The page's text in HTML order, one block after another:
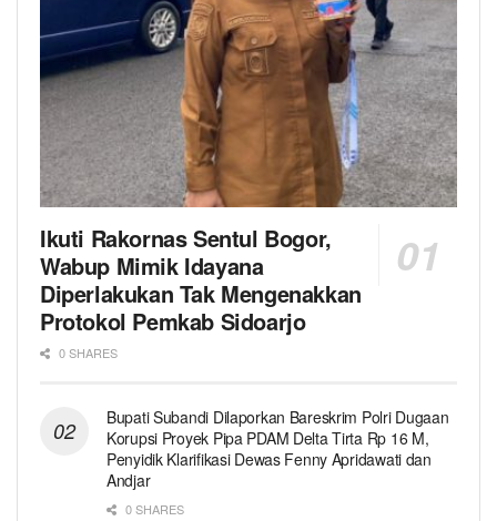
Ikuti Rakornas Sentul Bogor,
Wabup Mimik Idayana
Diperlakukan Tak Mengenakkan
Protokol Pemkab Sidoarjo
0 SHARES
Bupati Subandi Dilaporkan Bareskrim Polri Dugaan
Korupsi Proyek Pipa PDAM Delta Tirta Rp 16 M,
Penyidik Klarifikasi Dewas Fenny Apridawati dan
Andjar
0 SHARES